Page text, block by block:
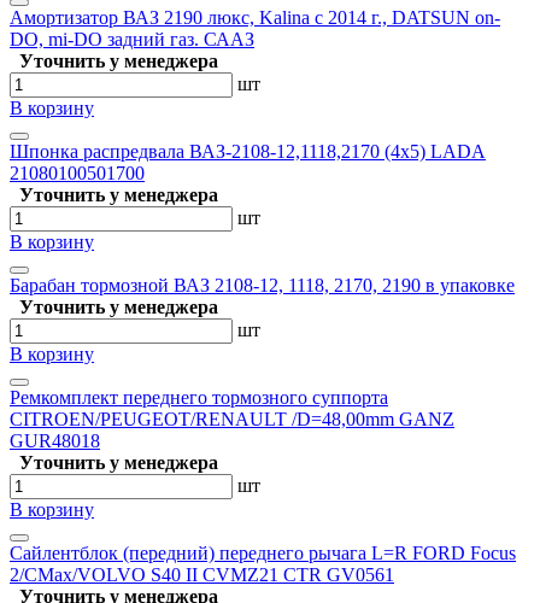
Амортизатор ВАЗ 2190 люкс, Kalina с 2014 г., DATSUN on-
DO, mi-DO задний газ. СААЗ
Уточнить у менеджера
шт
В корзину
Шпонка распредвала ВАЗ-2108-12,1118,2170 (4х5) LADA
21080100501700
Уточнить у менеджера
шт
В корзину
Барабан тормозной ВАЗ 2108-12, 1118, 2170, 2190 в упаковке
Уточнить у менеджера
шт
В корзину
Ремкомплект переднего тормозного суппорта
CITROEN/PEUGEOT/RENAULT /D=48,00mm GANZ
GUR48018
Уточнить у менеджера
шт
В корзину
Сайлентблок (передний) переднего рычага L=R FORD Focus
2/CMax/VOLVO S40 II CVMZ21 CTR GV0561
Уточнить у менеджера